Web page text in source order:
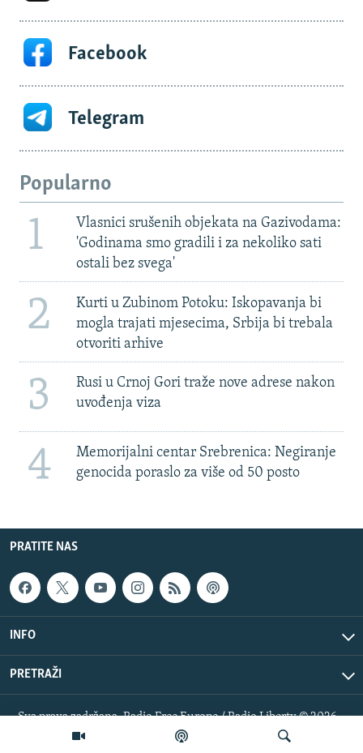
Facebook
Telegram
Popularno
1
Vlasnici srušenih objekata na Gazivodama:
'Godinama smo gradili i za nekoliko sati
ostali bez svega'
2
Kurti u Zubinom Potoku: Iskopavanja bi
mogla trajati mjesecima, Srbija bi trebala
otvoriti arhive
3
Rusi u Crnoj Gori traže nove adrese nakon
uvođenja viza
4
Memorijalni centar Srebrenica: Negiranje
genocida poraslo za više od 50 posto
PRATITE NAS
INFO
PRETRAŽI
Sva prava zadržana. Radio Free Europe / Radio Liberty © 2026
RFE/RL, Inc.